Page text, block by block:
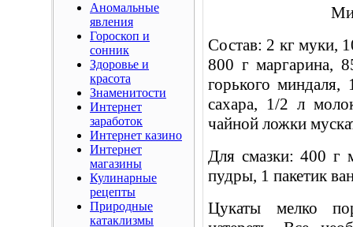
Аномальные
явления
Гороскоп и
сонник
Здоровье и
красота
Знаменитости
Интернет
заработок
Интернет казино
Интернет
магазины
Кулинарные
рецепты
Природные
катаклизмы
Состав: 2 кг муки,
800 г маргарина,
горького
сахара, 1/2 л
чайной ложки
Для смазки: 400 г
пудры, 1 пакетик
Цукаты мелко